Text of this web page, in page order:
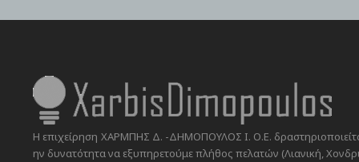
Η επιχείρηση ΧΑΡΜΠΗΣ Δ. -ΔΗΜΟΠΟΥΛΟΣ Ι. Ο.Ε.
ην δυνατότητα να εξυπηρετούμε πλήθος πελατών (Λιανική,